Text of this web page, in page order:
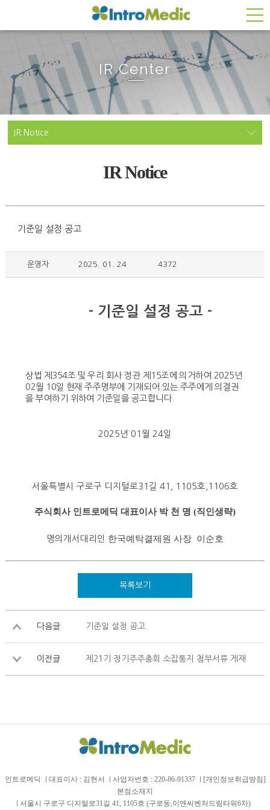
IR Center
IR Notice
IR Notice
기준일 설정 공고
운영자 2025. 01. 24 4372
- 기준일 설정 공고 -
상법 제 354조 및 우리 회사 정관 제 15조에 의거하여 2025 년
02월 10일 현재 주주명부에 기재되어 있는 주주에게 의결권
을 부여하기 위하여 기준일을 공고합니다
2025 년 01 월 24일
서울특별시 구로구 디지털로31 길 41, 1105호 ,1106호
주식회사 인트로메딕 대표이사 박 천 명 (직인생략)
명의개서대리인 한국예탁결제원 사장 이순호
목록보기
다음글 기준일 설정 공고
이전글 제21기 정기주주총회 소집통지 첨부서류 게재
인트로메딕 대표이사 : 김현서 사업자번호 : 220-86-91337
[개인정보취급방침]
본점소재지
서울시 구로구 디지털로31길 41, 1105호 (구로동,이앤씨벤처드림타워6차)